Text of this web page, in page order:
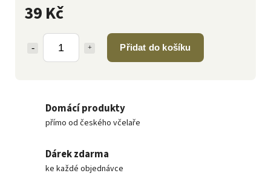
39 Kč
Přidat do košíku
Domácí produkty
přímo od českého včelaře
Dárek zdarma
ke každé objednávce